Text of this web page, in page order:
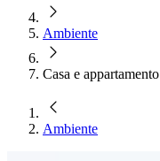
Ambiente
Casa e appartamento
Ambiente